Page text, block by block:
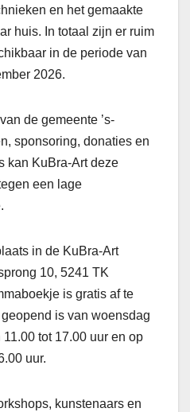
en het gemaakte
huis. In totaal zijn er ruim
in de periode van
2026.
de gemeente ’s-
sponsoring, donaties en
kan KuBra-Art deze
een lage
in de KuBra-Art
10, 5241 TK
is gratis af te
is van woensdag
tot 17.00 uur en op
uur.
kunstenaars en